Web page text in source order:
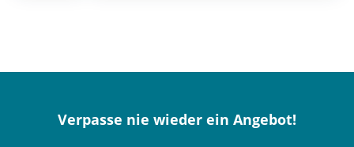
Verpasse nie wieder ein Angebot!